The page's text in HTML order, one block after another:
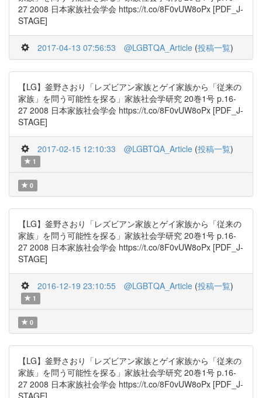
27 2008 日本家族社会学会 https://t.co/8F0vUW8oPx [PDF_J-
STAGE]
2017-04-13 07:56:53 @LGBTQA_Article (投稿一覧)
【LG】釜野さおり「レズビアン家族とゲイ家族から「従来の
家族」を問う可能性を探る」家族社会学研究 20巻1号 p.16-
27 2008 日本家族社会学会 https://t.co/8F0vUW8oPx [PDF_J-
STAGE]
2017-02-15 12:10:33 @LGBTQA_Article (投稿一覧)
1
0
【LG】釜野さおり「レズビアン家族とゲイ家族から「従来の
家族」を問う可能性を探る」家族社会学研究 20巻1号 p.16-
27 2008 日本家族社会学会 https://t.co/8F0vUW8oPx [PDF_J-
STAGE]
2016-12-19 23:10:55 @LGBTQA_Article (投稿一覧)
1
0
【LG】釜野さおり「レズビアン家族とゲイ家族から「従来の
家族」を問う可能性を探る」家族社会学研究 20巻1号 p.16-
27 2008 日本家族社会学会 https://t.co/8F0vUW8oPx [PDF_J-
STAGE]